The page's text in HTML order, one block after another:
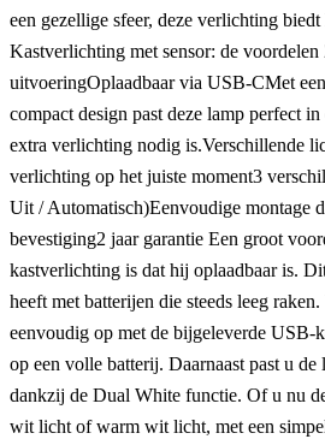
een gezellige sfeer, deze verlichting biedt
Kastverlichting met sensor: de voordelen
uitvoeringOplaadbaar via USB-CMet
compact design past deze lamp perfect
extra verlichting nodig is.Verschillende
verlichting op het juiste moment3
Uit / Automatisch)Eenvoudige montage
bevestiging2 jaar garantie Een groot
kastverlichting is dat hij oplaadbaar is.
heeft met batterijen die steeds leeg
eenvoudig op met de bijgeleverde USB-
op een volle batterij. Daarnaast past u
dankzij de Dual White functie. Of u nu
wit licht of warm wit licht, met een